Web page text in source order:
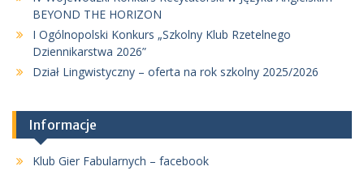
BEYOND THE HORIZON
I Ogólnopolski Konkurs „Szkolny Klub Rzetelnego
Dziennikarstwa 2026”
Dział Lingwistyczny – oferta na rok szkolny 2025/2026
Informacje
Klub Gier Fabularnych – facebook